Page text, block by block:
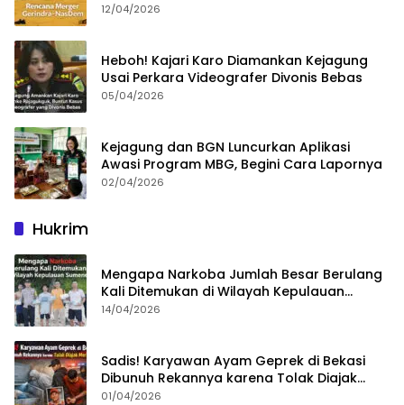
dan Gerindra
12/04/2026
Heboh! Kajari Karo Diamankan Kejagung
Usai Perkara Videografer Divonis Bebas
05/04/2026
Kejagung dan BGN Luncurkan Aplikasi
Awasi Program MBG, Begini Cara Lapornya
02/04/2026
Hukrim
Mengapa Narkoba Jumlah Besar Berulang
Kali Ditemukan di Wilayah Kepulauan
Sumenep?
14/04/2026
Sadis! Karyawan Ayam Geprek di Bekasi
Dibunuh Rekannya karena Tolak Diajak
Merampok Majikan
01/04/2026